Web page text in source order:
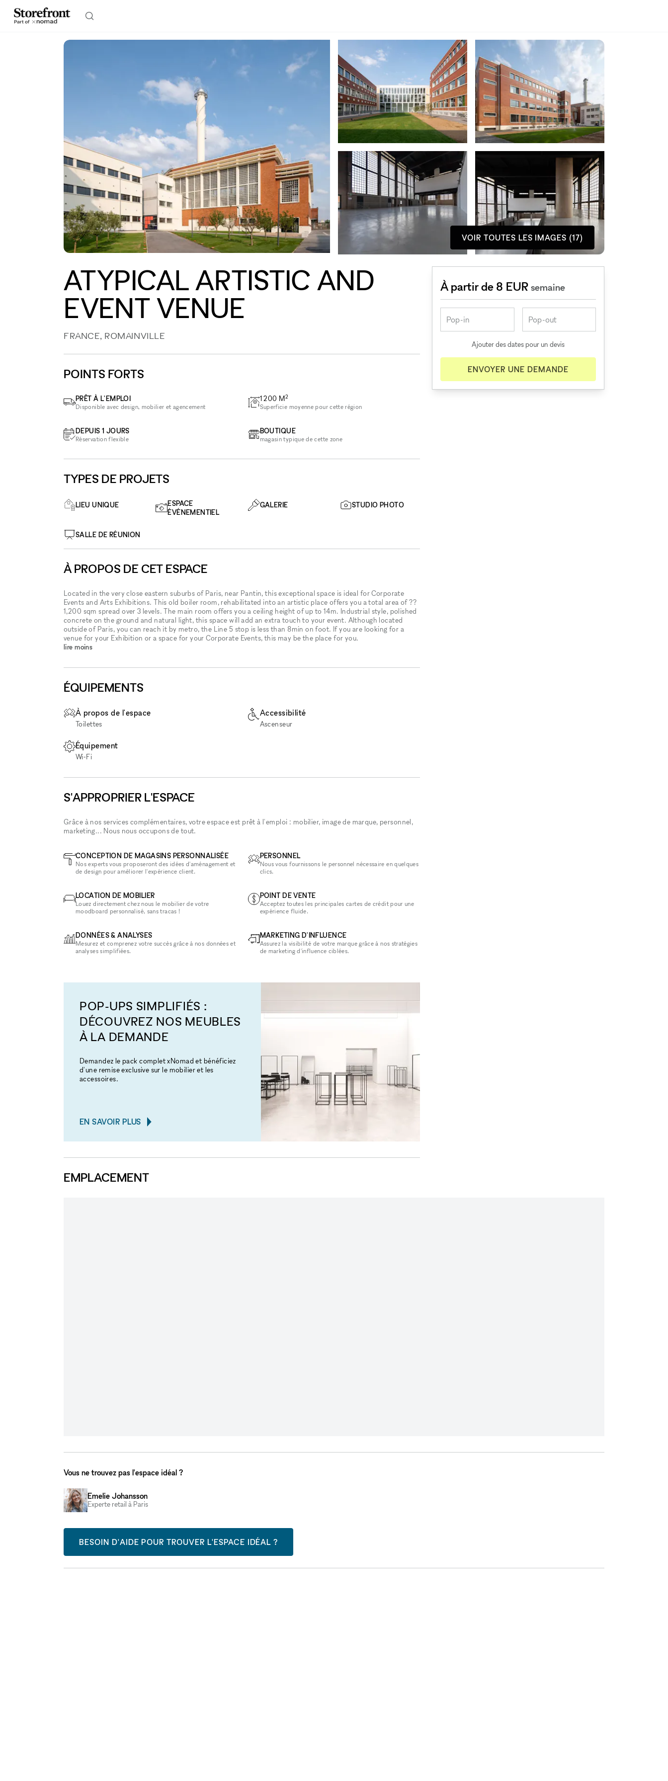
VOIR TOUTES LES IMAGES (17)
ATYPICAL ARTISTIC AND
EVENT VENUE
FRANCE, ROMAINVILLE
POINTS FORTS
PRÊT À L'EMPLOI
Disponible avec design, mobilier et agencement
DEPUIS 1 JOURS
Réservation flexible
1 200 M2
Superficie moyenne pour cette région
BOUTIQUE
magasin typique de cette zone
TYPES DE PROJETS
LIEU UNIQUE
ESPACE
ÉVÉNEMENTIEL
GALERIE STUDIO PHOTO
SALLE DE RÉUNION
À PROPOS DE CET ESPACE
Located in the very close eastern suburbs of Paris, near Pantin, this exceptional space is ideal for Corporate
Events and Arts Exhibitions. This old boiler room, rehabilitated into an artistic place offers you a total area of ??
1,200 sqm spread over 3 levels. The main room offers you a ceiling height of up to 14m. Industrial style, polished
concrete on the ground and natural light, this space will add an extra touch to your event. Although located
outside of Paris, you can reach it by metro, the Line 5 stop is less than 8min on foot. If you are looking for a
venue for your Exhibition or a space for your Corporate Events, this may be the place for you.
lire moins
ÉQUIPEMENTS
À propos de l'espace
Toilettes
Accessibilité
Ascenseur
Équipement
Wi‑Fi
S'APPROPRIER L'ESPACE
Grâce à nos services complémentaires, votre espace est prêt à l'emploi : mobilier, image de marque, personnel,
marketing... Nous nous occupons de tout.
CONCEPTION DE MAGASINS PERSONNALISÉE
Nos experts vous proposeront des idées d'aménagement et
de design pour améliorer l'expérience client.
LOCATION DE MOBILIER
Louez directement chez nous le mobilier de votre
moodboard personnalisé, sans tracas !
DONNÉES & ANALYSES
Mesurez et comprenez votre succès grâce à nos données et
analyses simplifiées.
PERSONNEL
Nous vous fournissons le personnel nécessaire en quelques
clics.
POINT DE VENTE
Acceptez toutes les principales cartes de crédit pour une
expérience fluide.
MARKETING D'INFLUENCE
Assurez la visibilité de votre marque grâce à nos stratégies
de marketing d'influence ciblées.
POP-UPS SIMPLIFIÉS :
DÉCOUVREZ NOS MEUBLES
À LA DEMANDE
Demandez le pack complet xNomad et bénéficiez
d'une remise exclusive sur le mobilier et les
accessoires.
EN SAVOIR PLUS
À partir de 8 EURsemaine
Ajouter des dates pour un devis
ENVOYER UNE DEMANDE
EMPLACEMENT
Vous ne trouvez pas l'espace idéal ?
Emelie Johansson
Experte retail à Paris
BESOIN D'AIDE POUR TROUVER L'ESPACE IDÉAL ?